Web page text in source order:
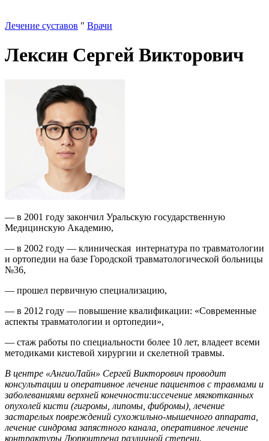
Лечение суставов " Врачи
Лексин Сергей Викторович
— в 2001 году закончил Уральскую государственную
Медицинскую Академию,
— в 2002 году — клиническая интернатура по травматологии
и ортопедии на базе Городской травматологической больницы
№36,
— прошел первичную специализацию,
— в 2012 году — повышение квалификации: «Современные
аспекты травматологии и ортопедии»,
— стаж работы по специальности более 10 лет, владеет всеми
методиками кистевой хирургии и скелетной травмы.
В центре «АнгиоЛайн» Сергей Викторович проводит
консультации и оперативное лечение пациентов с травмами и
заболеваниями верхней конечности:иссечение мягкотканных
опухолей кисти (гигромы, липомы, фибромы), лечение
застарелых повреждений сухожильно-мышечного аппарата,
лечение синдромазапястного канала, оперативное лечение
контрактуры Дюпюитрена различной степени.